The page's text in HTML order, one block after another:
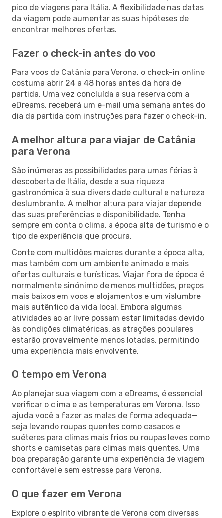
pico de viagens para Itália. A flexibilidade nas datas
da viagem pode aumentar as suas hipóteses de
encontrar melhores ofertas.
Fazer o check-in antes do voo
Para voos de Catânia para Verona, o check-in online
costuma abrir 24 a 48 horas antes da hora de
partida. Uma vez concluída a sua reserva com a
eDreams, receberá um e-mail uma semana antes do
dia da partida com instruções para fazer o check-in.
A melhor altura para viajar de Catânia
para Verona
São inúmeras as possibilidades para umas férias à
descoberta de Itália, desde a sua riqueza
gastronómica à sua diversidade cultural e natureza
deslumbrante. A melhor altura para viajar depende
das suas preferências e disponibilidade. Tenha
sempre em conta o clima, a época alta de turismo e o
tipo de experiência que procura.
Conte com multidões maiores durante a época alta,
mas também com um ambiente animado e mais
ofertas culturais e turísticas. Viajar fora de época é
normalmente sinónimo de menos multidões, preços
mais baixos em voos e alojamentos e um vislumbre
mais autêntico da vida local. Embora algumas
atividades ao ar livre possam estar limitadas devido
às condições climatéricas, as atrações populares
estarão provavelmente menos lotadas, permitindo
uma experiência mais envolvente.
O tempo em Verona
Ao planejar sua viagem com a eDreams, é essencial
verificar o clima e as temperaturas em Verona. Isso
ajuda você a fazer as malas de forma adequada—
seja levando roupas quentes como casacos e
suéteres para climas mais frios ou roupas leves como
shorts e camisetas para climas mais quentes. Uma
boa preparação garante uma experiência de viagem
confortável e sem estresse para Verona.
O que fazer em Verona
Explore o espírito vibrante de Verona com diversas